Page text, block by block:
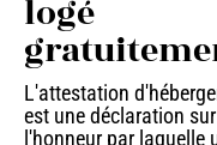
logé
L'attestation
est une déclaration sur
l'honneur par laquelle